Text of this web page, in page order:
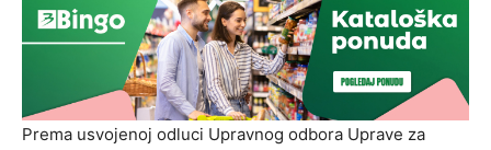
Prema usvojenoj odluci Upravnog odbora Uprave za